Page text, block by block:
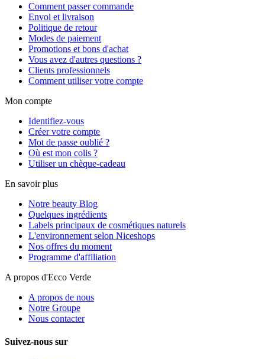
Comment passer commande
Envoi et livraison
Politique de retour
Modes de paiement
Promotions et bons d'achat
Vous avez d'autres questions ?
Clients professionnels
Comment utiliser votre compte
Mon compte
Identifiez-vous
Créer votre compte
Mot de passe oublié ?
Où est mon colis ?
Utiliser un chèque-cadeau
En savoir plus
Notre beauty Blog
Quelques ingrédients
Labels principaux de cosmétiques naturels
L'environnement selon Niceshops
Nos offres du moment
Programme d'affiliation
A propos d'Ecco Verde
A propos de nous
Notre Groupe
Nous contacter
Suivez-nous sur